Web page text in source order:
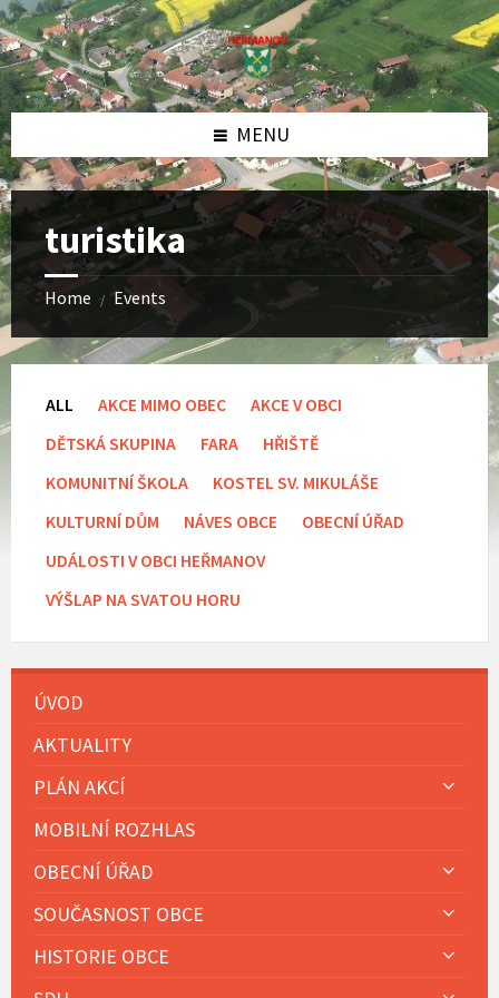
Skip
to
content
Skip
to
left
sidebar
Skip
to
footer
MENU
turistika
Home / Events
ALL AKCE MIMO OBEC
AKCE V OBCI
DĚTSKÁ SKUPINA
FARA
HŘIŠTĚ
KOMUNITNÍ ŠKOLA
KOSTEL SV. MIKULÁŠE
KULTURNÍ DŮM
NÁVES OBCE
OBECNÍ ÚŘAD
UDÁLOSTI V OBCI HEŘMANOV
VÝŠLAP NA SVATOU HORU
ÚVOD
AKTUALITY
PLÁN AKCÍ
MOBILNÍ ROZHLAS
OBECNÍ ÚŘAD
SOUČASNOST OBCE
HISTORIE OBCE